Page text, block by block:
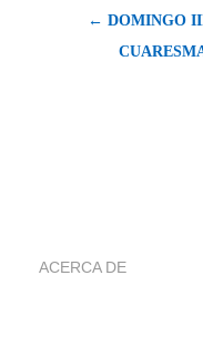
← DOMINGO
ACERCA DE